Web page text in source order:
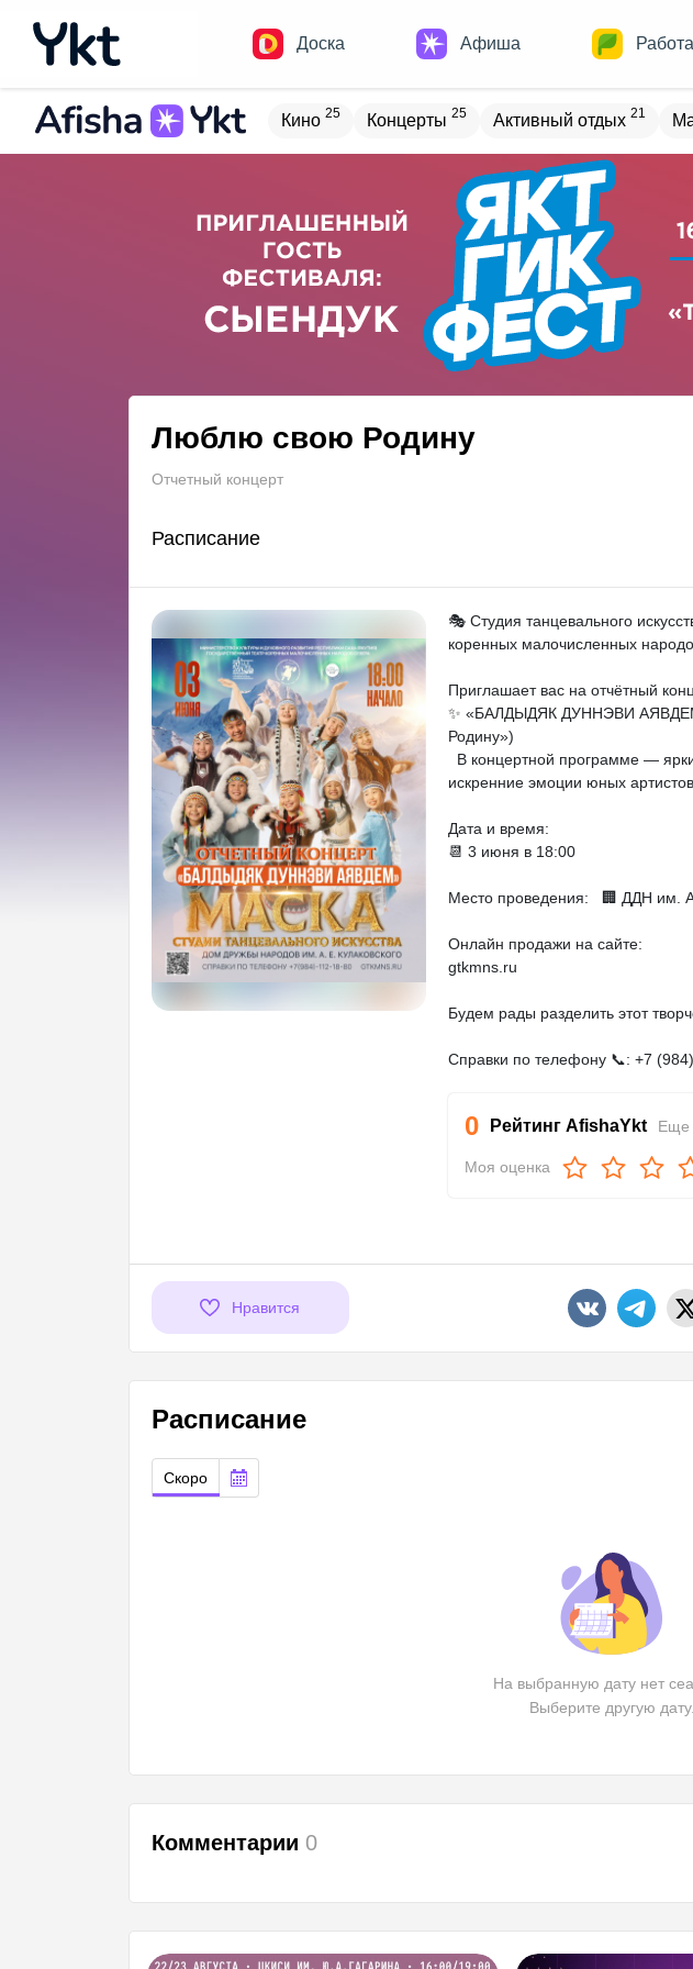
Доска Афиша Работа
Домики Новостройки
Кино 25 Концерты 25 Активный отдых 21
Встречи Детям Вечеринки Спорт
Обучение 4 Квесты 8 Зарубежное
Люблю свою Родину
Отчетный концерт
Расписание
🎭 Студия танцевального
коренных малочисленных
Приглашает вас на отчётный
✨ «БАЛДЫДЯК ДУННЭВИ
Родину»)
В концертной программе —
искренние эмоции юных
Дата и время:
📆 3 июня в 18:00
Место проведения: 🏢 ДДН им.
Онлайн продажи на сайте:
gtkmns.ru
Будем рады разделить этот
Справки по телефону 📞: +7
0 Рейтинг AfishaYkt Еще
Моя оценка
Нравится
Расписание
Скоро
На выбранную дату нет
Выберите другую дату.
Комментарии 0